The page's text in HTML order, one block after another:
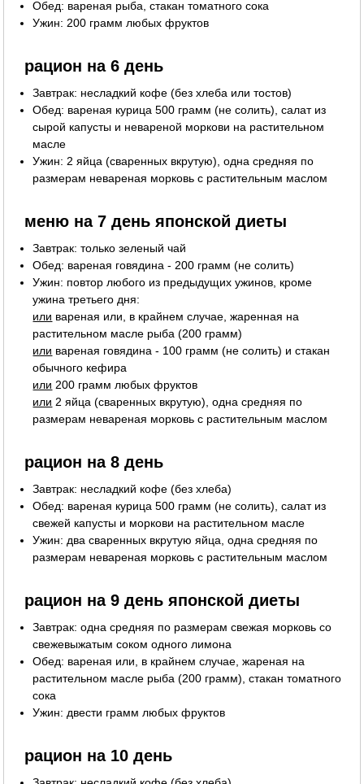
Обед: вареная рыба, стакан томатного сока
Ужин: 200 грамм любых фруктов
рацион на 6 день
Завтрак: несладкий кофе (без хлеба или тостов)
Обед: вареная курица 500 грамм (не солить), салат из
сырой капусты и невареной моркови на растительном
масле
Ужин: 2 яйца (сваренных вкрутую), одна средняя по
размерам невареная морковь с растительным маслом
меню на 7 день японской диеты
Завтрак: только зеленый чай
Обед: вареная говядина - 200 грамм (не солить)
Ужин: повтор любого из предыдущих ужинов, кроме
ужина третьего дня:
или вареная или, в крайнем случае, жаренная на
растительном масле рыба (200 грамм)
или вареная говядина - 100 грамм (не солить) и стакан
обычного кефира
или 200 грамм любых фруктов
или 2 яйца (сваренных вкрутую), одна средняя по
размерам невареная морковь с растительным маслом
рацион на 8 день
Завтрак: несладкий кофе (без хлеба)
Обед: вареная курица 500 грамм (не солить), салат из
свежей капусты и моркови на растительном масле
Ужин: два сваренных вкрутую яйца, одна средняя по
размерам невареная морковь с растительным маслом
рацион на 9 день японской диеты
Завтрак: одна средняя по размерам свежая морковь со
свежевыжатым соком одного лимона
Обед: вареная или, в крайнем случае, жареная на
растительном масле рыба (200 грамм), стакан томатного
сока
Ужин: двести грамм любых фруктов
рацион на 10 день